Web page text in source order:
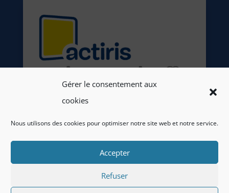
Gérer le consentement aux
cookies
Nous utilisons des cookies pour optimiser notre site web et notre service.
Accepter
Refuser